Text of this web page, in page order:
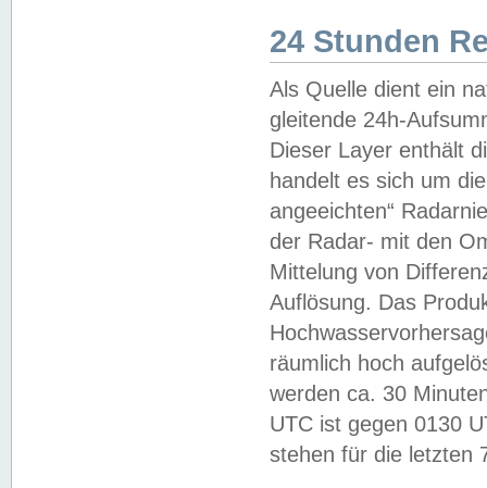
24 Stunden
Als Quelle dient ein
gleitende 24h-
Dieser Layer enthält
handelt es sich um
angeeichten“
der Radar- mit den
Mittelung von
Auflösung. Das
räumlich hoch
werden ca. 30
UTC ist gegen 0130
stehen für die letzten